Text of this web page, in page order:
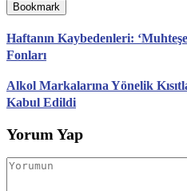
Bookmark
Haftanın Kaybedenleri:
Fonları
Alkol Markalarına Yönelik
Kabul Edildi
Yorum Yap